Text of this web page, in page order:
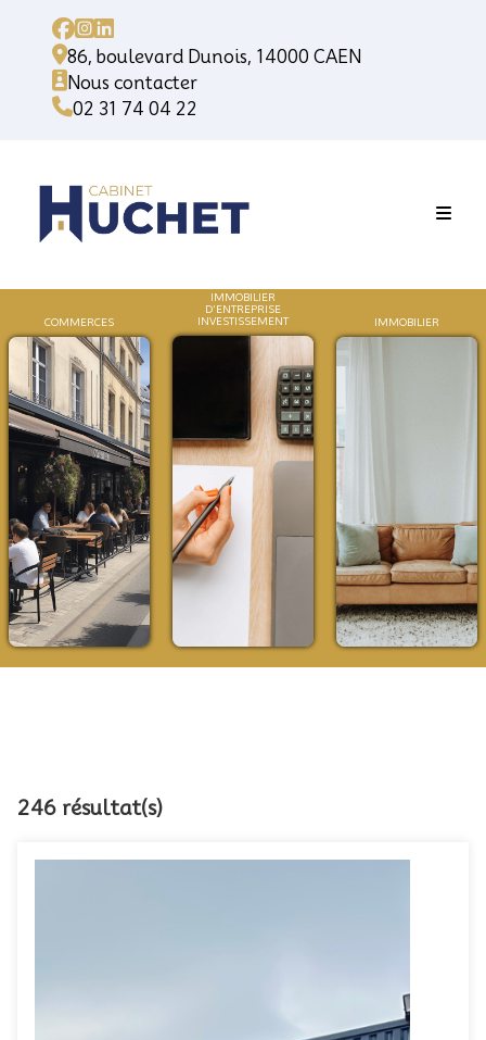
86, boulevard Dunois, 14000 CAEN
Nous contacter
02 31 74 04 22
COMMERCES
IMMOBILIER
D'ENTREPRISE
INVESTISSEMENT
246 résultat(s)